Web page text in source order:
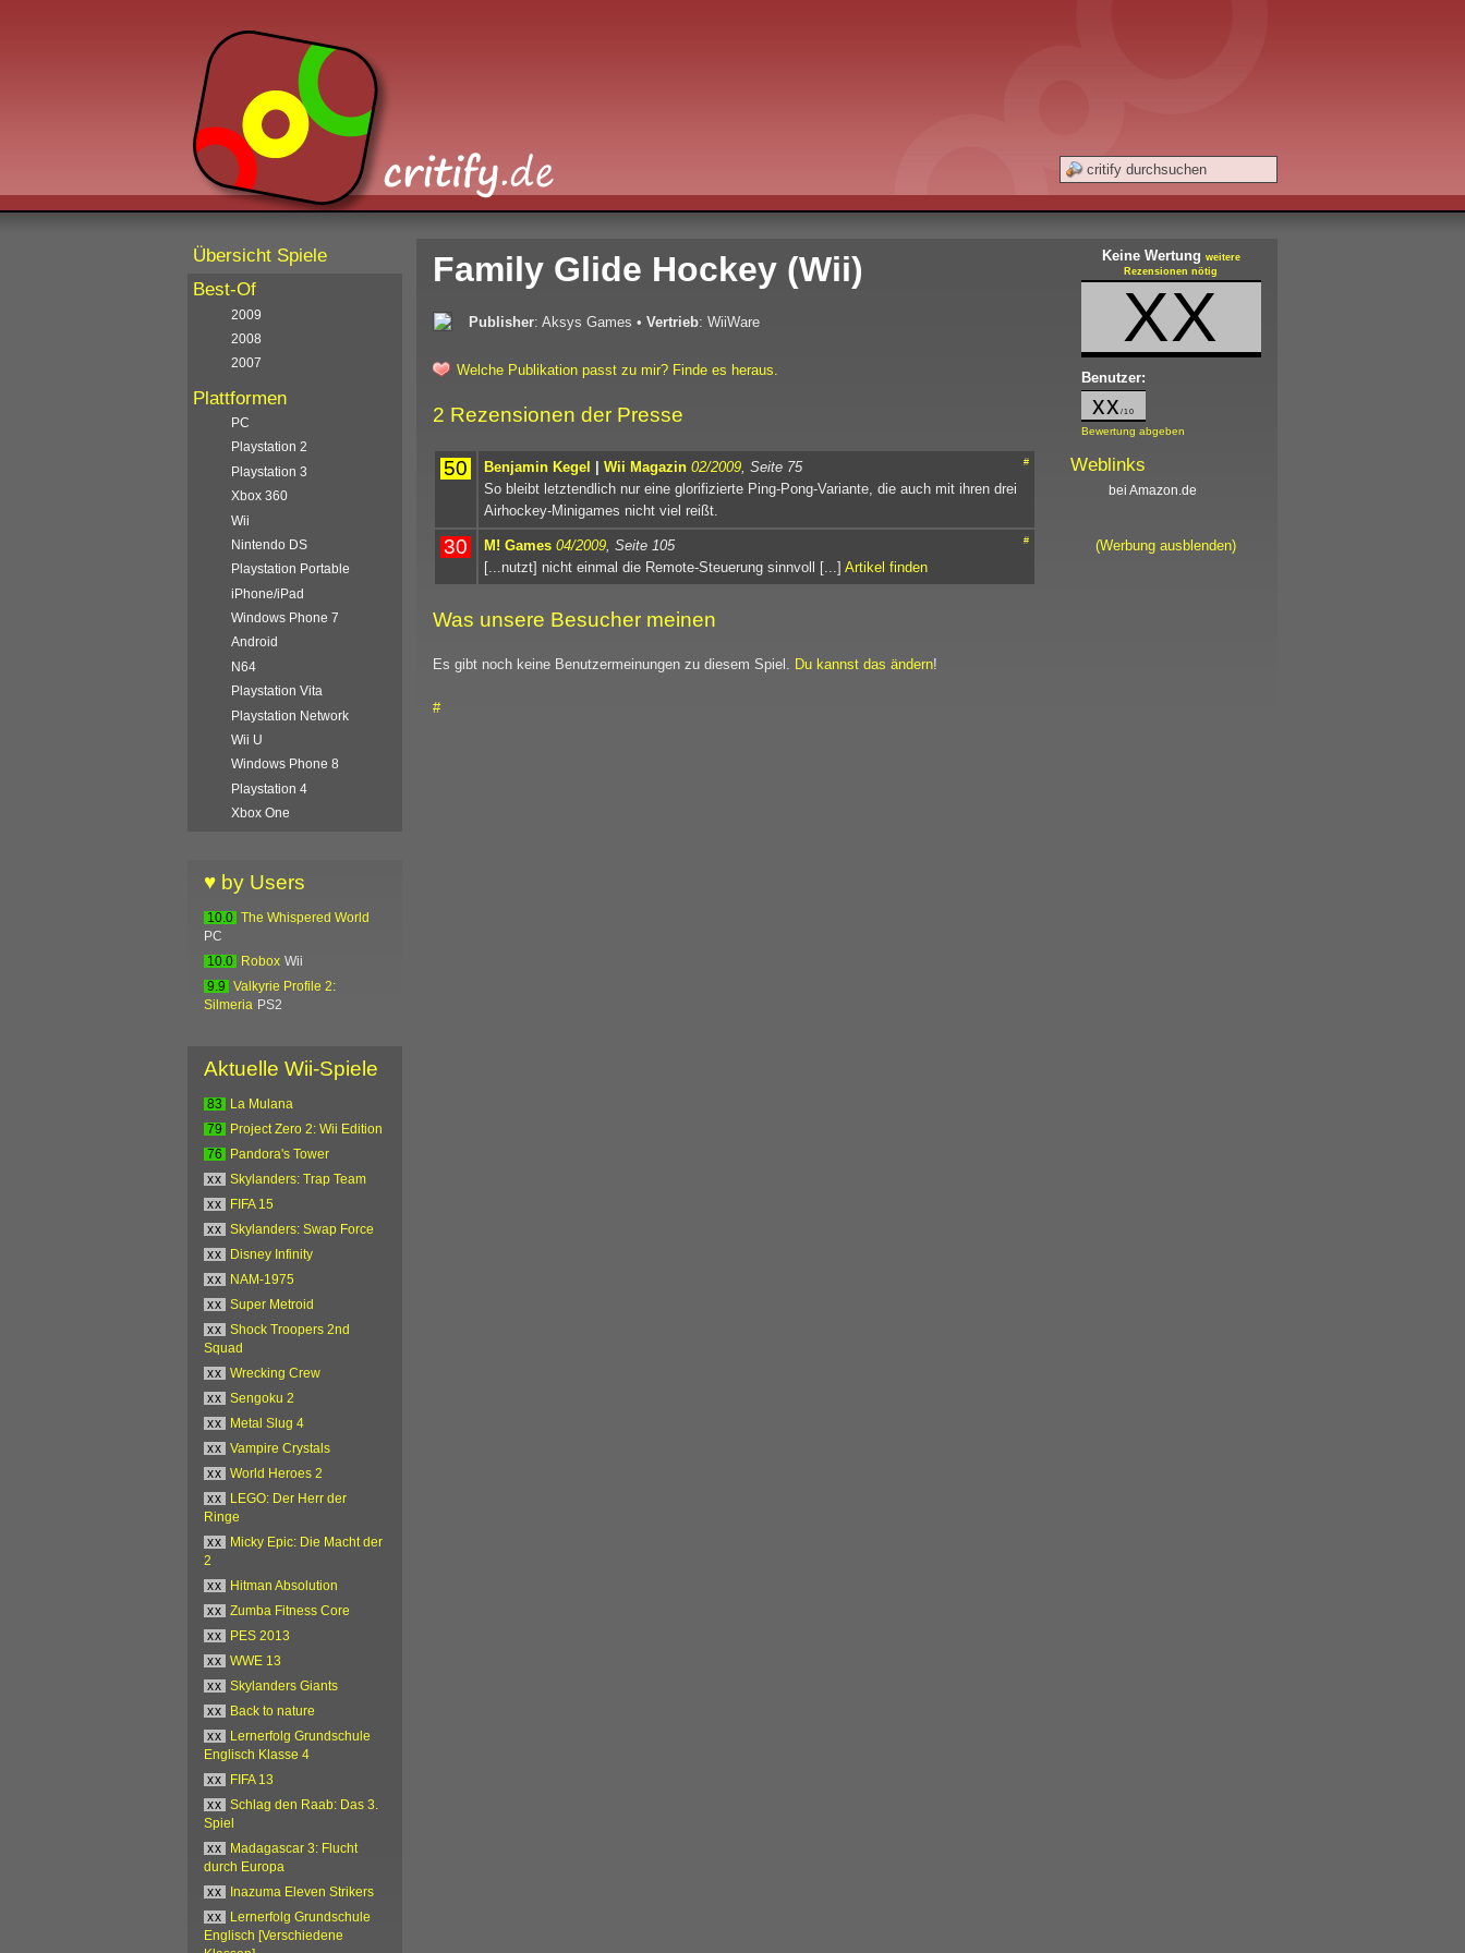
Family Glide Hockey (Wii)
Publisher: Aksys Games • Vertrieb: WiiWare
Welche Publikation passt zu mir? Finde es heraus.
2 Rezensionen der Presse
50 #
Benjamin Kegel | Wii Magazin 02/2009 , Seite 75
So bleibt letztendlich nur eine glorifizierte Ping-Pong-Variante, die auch mit ihren drei
Airhockey-Minigames nicht viel reißt.
30 #
M! Games 04/2009 , Seite 105
[...nutzt] nicht einmal die Remote-Steuerung sinnvoll [...] Artikel finden
Was unsere Besucher meinen
Es gibt noch keine Benutzermeinungen zu diesem Spiel. Du kannst das ändern!
Keine Wertung weitere
Rezensionen nötig
XX
Benutzer:
xx /10
Bewertung abgeben
Weblinks
bei Amazon.de
(Werbung ausblenden)
#
Übersicht Spiele
Best-Of
2009
2008
2007
Plattformen
PC
Playstation 2
Playstation 3
Xbox 360
Wii
Nintendo DS
Playstation Portable
iPhone/iPad
Windows Phone 7
Android
N64
Playstation Vita
Playstation Network
Wii U
Windows Phone 8
Playstation 4
Xbox One
♥ by Users
10.0 The Whispered World
PC
10.0
Robox Wii
9.9
Valkyrie Profile 2:
Silmeria PS2
Aktuelle Wii-Spiele
83
La Mulana
79
Project Zero 2: Wii Edition
76
Pandora's Tower
xx
Skylanders: Trap Team
xx
FIFA 15
xx
Skylanders: Swap Force
xx
Disney Infinity
xx
NAM-1975
xx
Super Metroid
xx
Shock Troopers 2nd
Squad
xx
Wrecking Crew
xx
Sengoku 2
xx
Metal Slug 4
xx
Vampire Crystals
xx
World Heroes 2
xx
LEGO: Der Herr der
Ringe
xx
Micky Epic: Die Macht der
2
xx
Hitman Absolution
xx
Zumba Fitness Core
xx
PES 2013
xx
WWE 13
xx
Skylanders Giants
xx
Back to nature
xx
Lernerfolg Grundschule
Englisch Klasse 4
xx
FIFA 13
xx
Schlag den Raab: Das 3.
Spiel
xx
Madagascar 3: Flucht
durch Europa
xx
Inazuma Eleven Strikers
xx
Lernerfolg Grundschule
Englisch [Verschiedene